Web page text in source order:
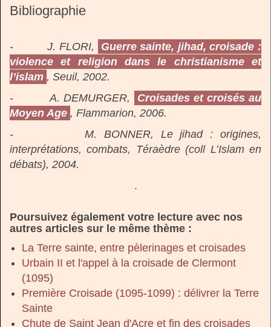
Bibliographie
- J. FLORI,
Guerre sainte, jihad, croisade :
violence et religion dans le christianisme et
l’islam , Seuil, 2002.
- A. DEMURGER,
Croisades et croisés au
Moyen Age , Flammarion, 2006.
- M. BONNER, Le jihad : origines,
interprétations, combats, Téraèdre (coll L’Islam en
débats), 2004.
.
Poursuivez également votre lecture avec nos
autres articles sur le même thème :
La Terre sainte, entre pèlerinages et croisades
Urbain II et l'appel à la croisade de Clermont
(1095)
Première Croisade (1095-1099) : délivrer la Terre
Sainte
Chute de Saint Jean d'Acre et fin des croisades